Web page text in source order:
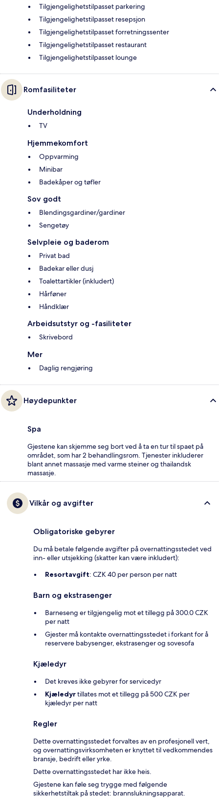
Tilgjengelighetstilpasset parkering
Tilgjengelighetstilpasset resepsjon
Tilgjengelighetstilpasset forretningssenter
Tilgjengelighetstilpasset restaurant
Tilgjengelighetstilpasset lounge
Romfasiliteter
Underholdning
TV
Hjemmekomfort
Oppvarming
Minibar
Badekåper og tøfler
Sov godt
Blendingsgardiner/gardiner
Sengetøy
Selvpleie og baderom
Privat bad
Badekar eller dusj
Toalettartikler (inkludert)
Hårføner
Håndklær
Arbeidsutstyr og -fasiliteter
Skrivebord
Mer
Daglig rengjøring
Høydepunkter
Spa
Gjestene kan skjemme seg bort ved å ta en tur til spaet på
området, som har 2 behandlingsrom. Tjenester inkluderer
blant annet massasje med varme steiner og thailandsk
massasje.
Vilkår og avgifter
Obligatoriske gebyrer
Du må betale følgende avgifter på overnattingsstedet ved
inn- eller utsjekking (skatter kan være inkludert):
Resortavgift: CZK 40 per person per natt
Barn og ekstrasenger
Barneseng er tilgjengelig mot et tillegg på 300.0 CZK
per natt
Gjester må kontakte overnattingsstedet i forkant for å
reservere babysenger, ekstrasenger og sovesofa
Kjæledyr
Det kreves ikke gebyrer for servicedyr
Kjæledyrtillates mot et tillegg på 500 CZK per
kjæledyr per natt
Regler
Dette overnattingsstedet forvaltes av en profesjonell vert,
og overnattingsvirksomheten er knyttet til vedkommendes
bransje, bedrift eller yrke.
Dette overnattingsstedet har ikke heis.
Gjestene kan føle seg trygge med følgende
sikkerhetstiltak på stedet: brannslukningsapparat.